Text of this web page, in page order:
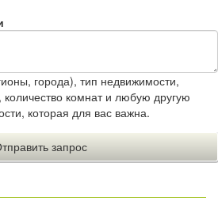
города), тип недвижимости,
комнат и любую другую
которая для вас важна.